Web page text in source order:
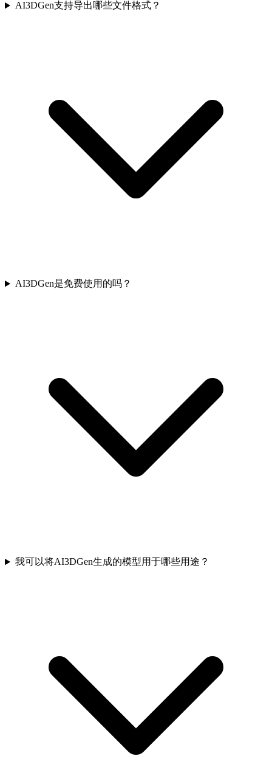
AI3DGen支持导出哪些文件格式？
AI3DGen是免费使用的吗？
我可以将AI3DGen生成的模型用于哪些用途？